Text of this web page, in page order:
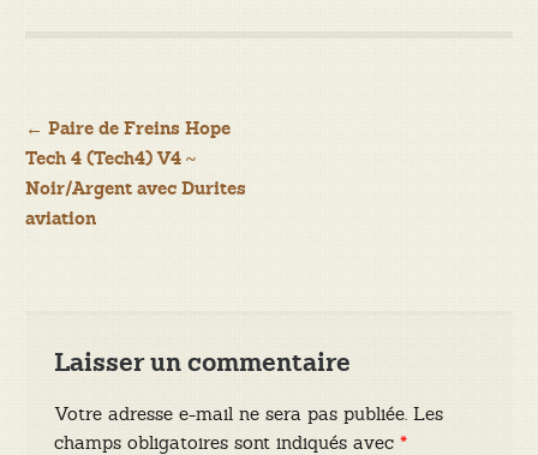
Navigation
de
l’article
← Paire de Freins Hope
Tech 4 (Tech4) V4 ~
Noir/Argent avec Durites
aviation
Laisser un commentaire
Votre adresse e-mail ne sera pas publiée. Les
champs obligatoires sont indiqués avec*